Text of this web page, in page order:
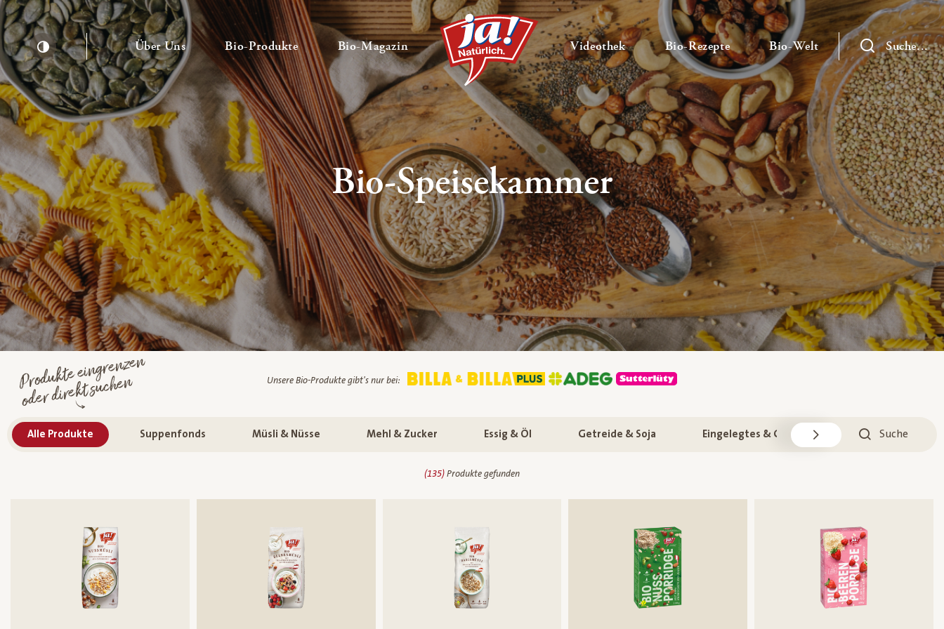
Kontrast erhöhen
Über Uns— Untermenü ausklappen
Bio-Produkte— Untermenü ausklappen
Bio-Magazin— Untermenü ausklappen Videothek— Untermenü ausklappen
Bio-Rezepte— Untermenü ausklappen
Bio-Welt— UntermenüSuche...
Bio-Speisekammer
Unsere Bio-Produkte gibt's nur bei:
Produkte eingrenzen
oder direkt suchen
Alle Produkte Suppenfonds Müsli & Nüsse Mehl & Zucker Essig & Öl Getreide & Soja Eingelegtes & Gewürze Reis &
(135) Produkte gefunden